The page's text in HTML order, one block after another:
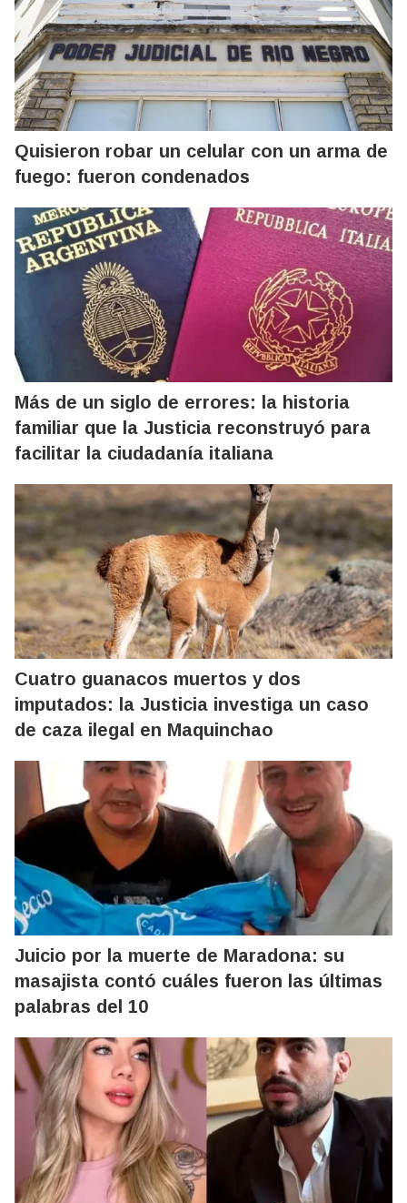
Quisieron robar un celular con un arma de
fuego: fueron condenados
Más de un siglo de errores: la historia
familiar que la Justicia reconstruyó para
facilitar la ciudadanía italiana
Cuatro guanacos muertos y dos
imputados: la Justicia investiga un caso
de caza ilegal en Maquinchao
Juicio por la muerte de Maradona: su
masajista contó cuáles fueron las últimas
palabras del 10